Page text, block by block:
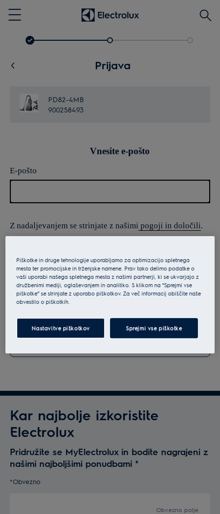
Menu
Išči
Prijava
PD82-4MB
900258493
Vnesite e-pošto
E-pošto
Z nadaljevanjem se strinjate z našimi pogoji in določili.
podatke, si oglejte našoizjavo o varstvu podatkov.
Kar najbolje izkoristite
Electrolux
Pridružite se MyElectrolux in bodite nagrajeni z
našimi najboljšimi ponudbami *
*Obvezno
Obvezno polje
Piškotke in druge tehnologije uporabljamo za optimizacijo spletnega
mesta ter promocijske in trženjske namene. Prav tako delimo podatke o
vaši uporabi našega spletnega mesta z našimi partnerji, ki se ukvarjajo z
družbenimi mediji, oglaševanjem in analitiko. S klikom na “Sprejmi vse
piškotke” se strinjate z uporabo piškotkov. Za več informacij obiščite naše
obvestilo o piškotkih.
Nastavitve piškotkov Sprejmi vse piškotke